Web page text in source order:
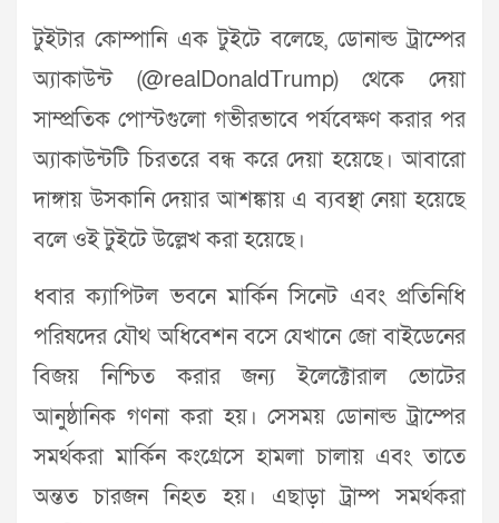
টুইটার কোম্পানি এক টুইটে বলেছে, ডোনাল্ড ট্রাম্পের
অ্যাকাউন্ট (@realDonaldTrump) থেকে দেয়া
সাম্প্রতিক পোস্টগুলো গভীরভাবে পর্যবেক্ষণ করার পর
অ্যাকাউন্টটি চিরতরে বন্ধ করে দেয়া হয়েছে। আবারো
দাঙ্গায় উসকানি দেয়ার আশঙ্কায় এ ব্যবস্থা নেয়া হয়েছে
বলে ওই টুইটে উল্লেখ করা হয়েছে।
ধবার ক্যাপিটল ভবনে মার্কিন সিনেট এবং প্রতিনিধি
পরিষদের যৌথ অধিবেশন বসে যেখানে জো বাইডেনের
বিজয় নিশ্চিত করার জন্য ইলেক্টোরাল ভোটের
আনুষ্ঠানিক গণনা করা হয়। সেসময় ডোনাল্ড ট্রাম্পের
সমর্থকরা মার্কিন কংগ্রেসে হামলা চালায় এবং তাতে
অন্তত চারজন নিহত হয়। এছাড়া ট্রাম্প সমর্থকরা